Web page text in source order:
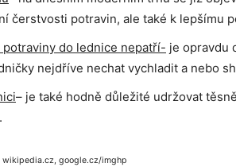
čerstvosti potravin, ale také k lepšímu
potraviny do lednice nepatří- je opravdu
nejdříve nechat vychladit a nebo
– je také hodně důležité udržovat
google.cz/imghp